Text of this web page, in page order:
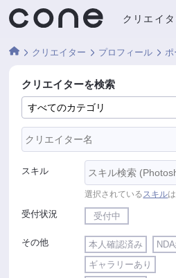
クリエイ
クリエイター プロフィール ポ
クリエイターを検索
スキル
選択されているスキル
受付状況 受付中
その他 本人確認済み
ギャラリーあり